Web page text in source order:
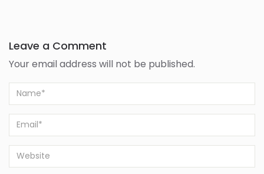
Leave a Comment
Your email address will not be published.